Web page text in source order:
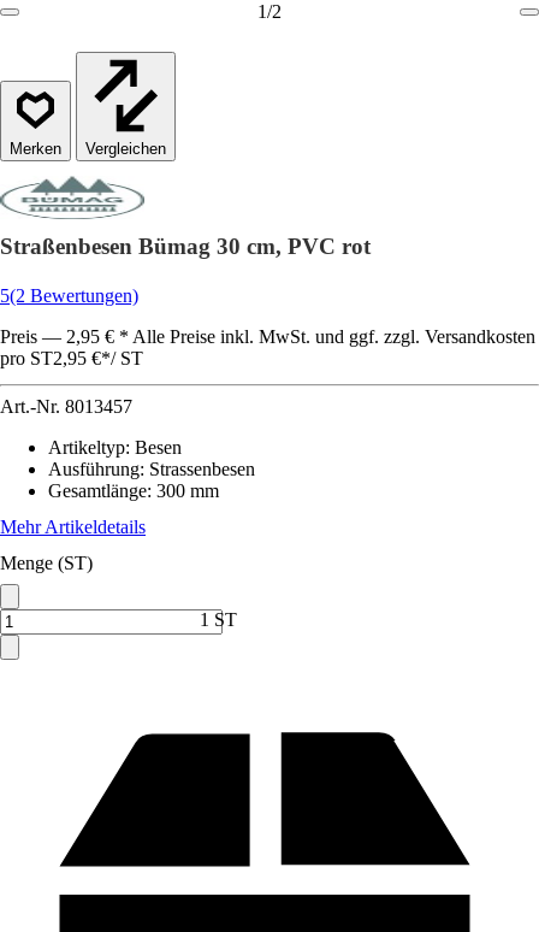
1/2
Vergleichen
Straßenbesen Bümag 30 cm, PVC rot
5(2 Bewertungen)
Preis — 2,95 € * Alle Preise inkl. MwSt. und ggf. zzgl. Versandkosten
pro ST2,95 €*/ ST
Art.-Nr. 8013457
Artikeltyp: Besen
Ausführung: Strassenbesen
Gesamtlänge: 300 mm
Mehr Artikeldetails
Menge (ST)
1 ST